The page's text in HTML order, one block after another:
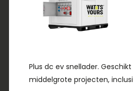
Plus dc ev snellader.
middelgrote projecten,